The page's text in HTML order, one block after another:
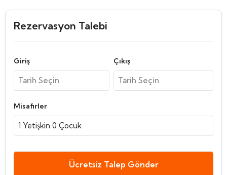
Rezervasyon Talebi
Giriş Çıkış
Misafirler
1 Yetişkin 0 Çocuk
Ücretsiz Talep Gönder